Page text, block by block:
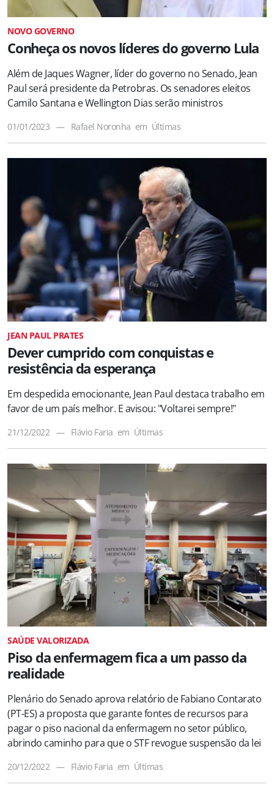
NOVO GOVERNO
Conheça os novos líderes do governo Lula
Além de Jaques Wagner, líder do governo no Senado, Jean
Paul será presidente da Petrobras. Os senadores eleitos
Camilo Santana e Wellington Dias serão ministros
01/01/2023 — Rafael Noronha em Últimas
JEAN PAUL PRATES
Dever cumprido com conquistas e
resistência da esperança
Em despedida emocionante, Jean Paul destaca trabalho em
favor de um país melhor. E avisou: "Voltarei sempre!"
21/12/2022 — Flávio Faria em Últimas
SAÚDE VALORIZADA
Piso da enfermagem fica a um passo da
realidade
Plenário do Senado aprova relatório de Fabiano Contarato
(PT-ES) a proposta que garante fontes de recursos para
pagar o piso nacional da enfermagem no setor público,
abrindo caminho para que o STF revogue suspensão da lei
20/12/2022 — Flávio Faria em Últimas